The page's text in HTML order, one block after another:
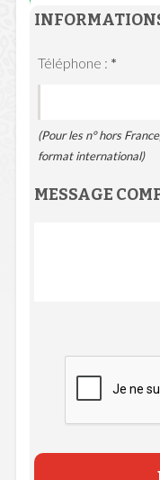
Téléphone : *
(Pour les n° hors
format international)
MESSAGE